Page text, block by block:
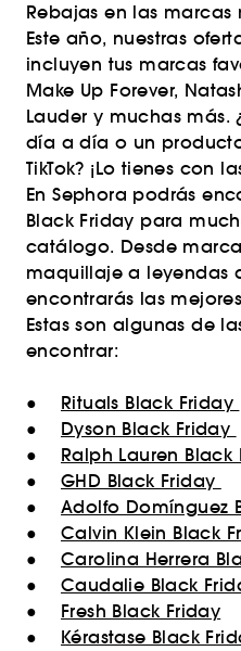
Rebajas en las marcas
Este año, nuestras
incluyen tus marcas
Make Up Forever,
Lauder y muchas más.
día a día o un
TikTok? ¡Lo tienes con
En Sephora podrás
Black Friday para
catálogo. Desde
maquillaje a leyendas
encontrarás las
Estas son algunas de
encontrar:
● Rituals Black Friday
● Dyson Black Friday
● Ralph Lauren Black
● GHD Black Friday
● Adolfo Domínguez
● Calvin Klein Black
● Carolina Herrera
● Caudalie Black
● Fresh Black Friday
● Kérastase Black